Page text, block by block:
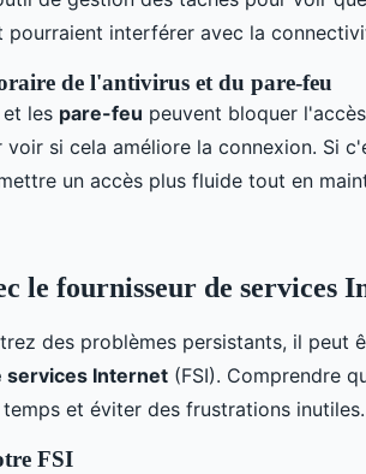
pourraient interférer avec la
de l'antivirus et du pare-feu
et les pare-feu peuvent bloquer
si cela améliore la connexion. Si
un accès plus fluide tout en
le fournisseur de services
des problèmes persistants, il peut
services Internet (FSI). Comprendre
et éviter des frustrations inutiles.
FSI